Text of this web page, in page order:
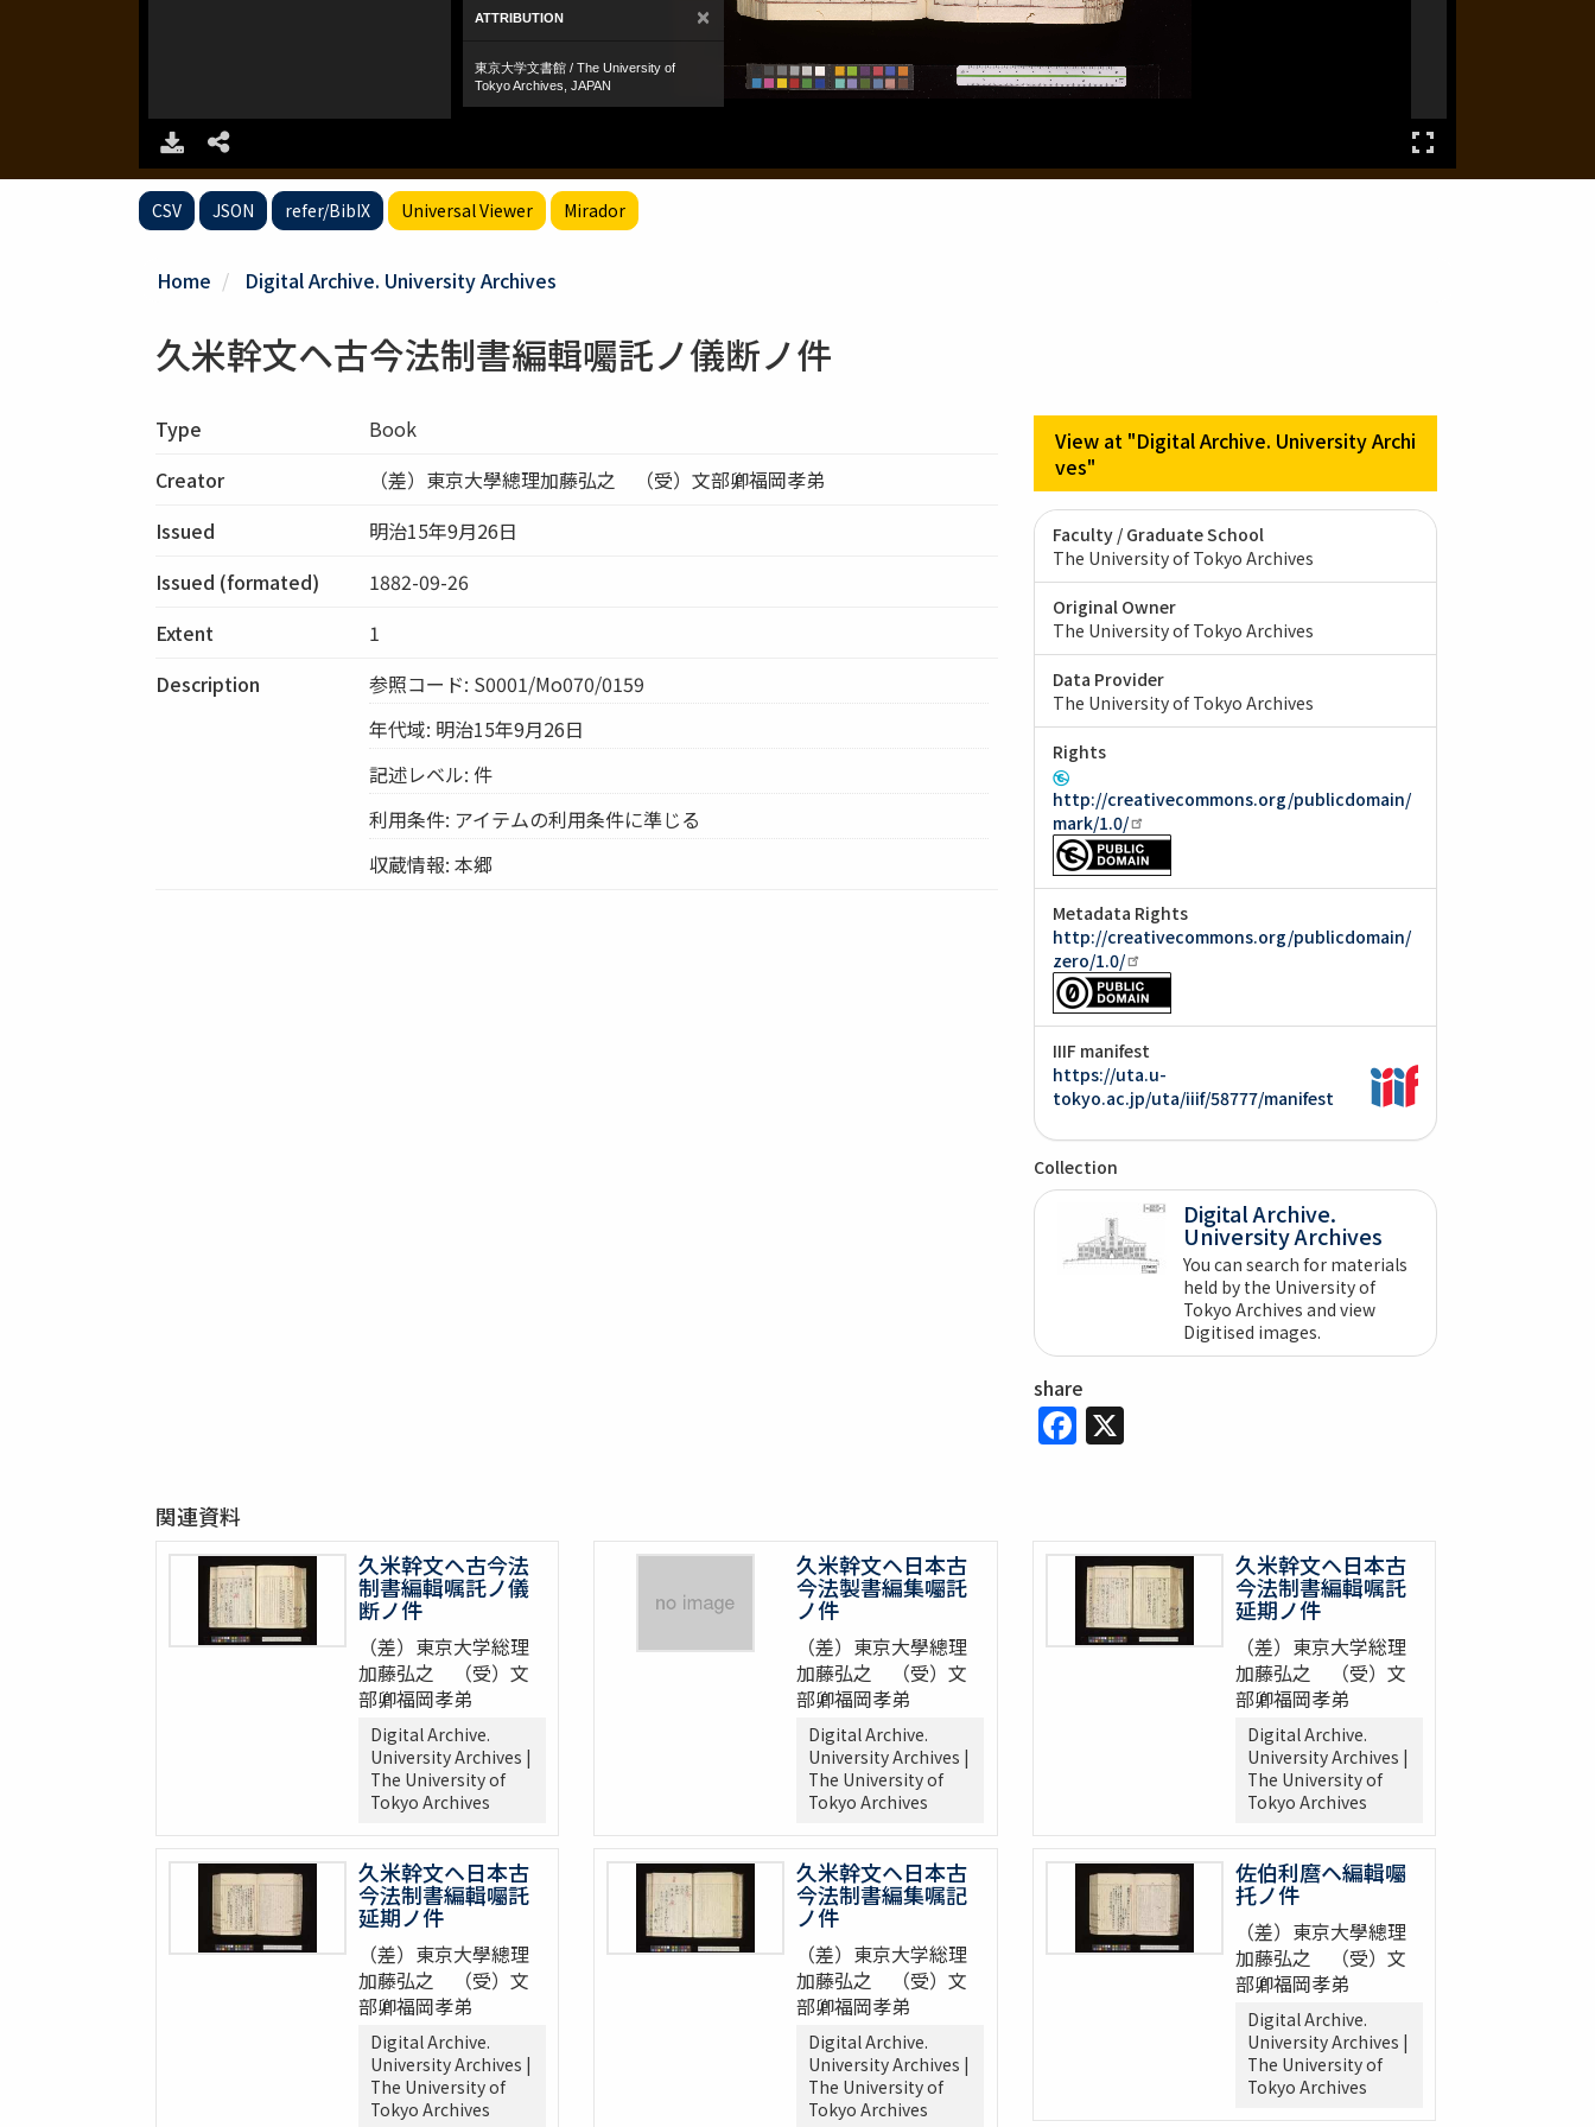
CSV JSON refer/BibIX Universal Viewer Mirador
Home Digital Archive. University Archives
久米幹文ヘ古今法制書編輯囑託ノ儀断ノ件
Type
Book
Creator
（差）東京大學總理加藤弘之 （受）文部卿福岡孝弟
Issued
明治15年9月26日
Issued (formated)
1882-09-26
Extent
1
Description
参照コード: S0001/Mo070/0159
年代域: 明治15年9月26日
記述レベル: 件
利用条件: アイテムの利用条件に準じる
収蔵情報: 本郷
View at "Digital Archive. University Archi
ves"
Faculty / Graduate School
The University of Tokyo Archives
Original Owner
The University of Tokyo Archives
Data Provider
The University of Tokyo Archives
Rights
http://creativecommons.org/publicdomain/
mark/1.0/
Metadata Rights
http://creativecommons.org/publicdomain/
zero/1.0/
IIIF manifest
https://uta.u-
tokyo.ac.jp/uta/iiif/58777/manifest
Collection
Digital Archive.
University Archives
You can search for materials
held by the University of
Tokyo Archives and view
Digitised images.
share
Facebook
X
関連資料
久米幹文ヘ古今法
制書編輯嘱託ノ儀
断ノ件
（差）東京大学総理
加藤弘之 （受）文
部卿福岡孝弟
Digital Archive.
University Archives |
The University of
Tokyo Archives
久米幹文ヘ日本古
今法製書編集囑託
ノ件
（差）東京大學總理
加藤弘之 （受）文
部卿福岡孝弟
Digital Archive.
University Archives |
The University of
Tokyo Archives
久米幹文ヘ日本古
今法制書編輯嘱託
延期ノ件
（差）東京大学総理
加藤弘之 （受）文
部卿福岡孝弟
Digital Archive.
University Archives |
The University of
Tokyo Archives
久米幹文ヘ日本古
今法制書編輯囑託
延期ノ件
（差）東京大學總理
加藤弘之 （受）文
部卿福岡孝弟
Digital Archive.
University Archives |
The University of
Tokyo Archives
久米幹文ヘ日本古
今法制書編集嘱記
ノ件
（差）東京大学総理
加藤弘之 （受）文
部卿福岡孝弟
Digital Archive.
University Archives |
The University of
Tokyo Archives
佐伯利麿ヘ編輯囑
托ノ件
（差）東京大學總理
加藤弘之 （受）文
部卿福岡孝弟
Digital Archive.
University Archives |
The University of
Tokyo Archives